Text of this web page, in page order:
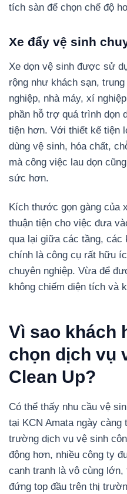
tích sàn để chọn chế độ
Xe đẩy vệ sinh
Xe dọn vệ sinh được sử
rộng như khách sạn,
nghiệp, nhà máy, xí
phần hỗ trợ quá trình dọn
tiện hơn. Với thiết kế tiện
dùng vệ sinh, hóa chất,
mà công việc lau dọn
sức hơn.
Kích thước gọn gàng của
thuận tiện cho việc đưa
qua lại giữa các tầng,
chính là công cụ rất hữu
chuyên nghiệp. Vừa để
không chiếm diện tích và
Vì sao khách
chọn dịch vụ
Clean Up?
Có thể thấy nhu cầu vệ
tại KCN Amata ngày càng
trường dịch vụ vệ sinh
động hơn, nhiều công ty
canh tranh là vô cùng lớn,
đứng top đầu trên thị